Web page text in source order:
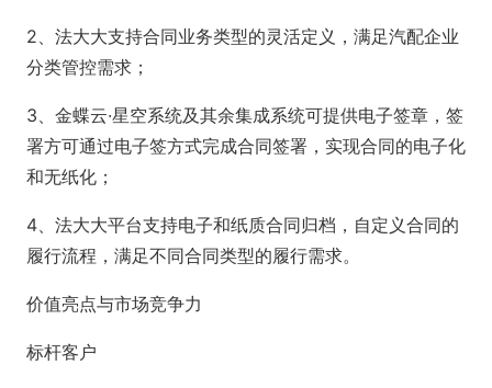
2、法大大支持合同业务类型的灵活定义，满足汽配企业
分类管控需求；
3、金蝶云·星空系统及其余集成系统可提供电子签章，签
署方可通过电子签方式完成合同签署，实现合同的电子化
和无纸化；
4、法大大平台支持电子和纸质合同归档，自定义合同的
履行流程，满足不同合同类型的履行需求。
价值亮点与市场竞争力
标杆客户